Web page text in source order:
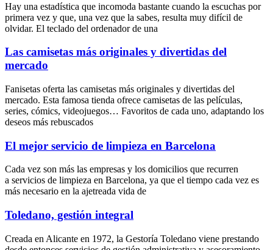
Hay una estadística que incomoda bastante cuando la escuchas por
primera vez y que, una vez que la sabes, resulta muy difícil de
olvidar. El teclado del ordenador de una
Las camisetas más originales y divertidas del
mercado
Fanisetas oferta las camisetas más originales y divertidas del
mercado. Esta famosa tienda ofrece camisetas de las películas,
series, cómics, videojuegos… Favoritos de cada uno, adaptando los
deseos más rebuscados
El mejor servicio de limpieza en Barcelona
Cada vez son más las empresas y los domicilios que recurren
a servicios de limpieza en Barcelona, ya que el tiempo cada vez es
más necesario en la ajetreada vida de
Toledano, gestión integral
Creada en Alicante en 1972, la Gestoría Toledano viene prestando